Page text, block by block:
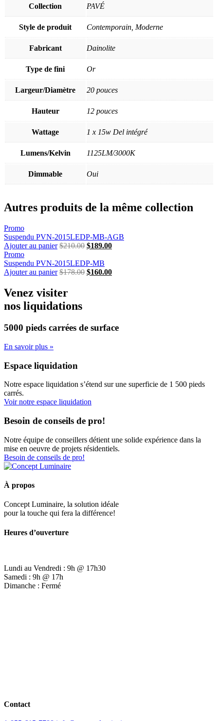
Collection PAVÉ
Style de produit Contemporain, Moderne
Fabricant Dainolite
Type de fini Or
Largeur/Diamètre 20 pouces
Hauteur 12 pouces
Wattage 1 x 15w Del intégré
Lumens/Kelvin 1125LM/3000K
Dimmable Oui
Autres produits de la même collection
Promo
Suspendu PVN-2015LEDP-MB-AGB
Ajouter au panier $210.00 Le
initial
était :
$189.00
Promo
Suspendu PVN-2015LEDP-MB
Ajouter au panier $178.00 Le
$160.00
Venez visiter
nos liquidations
5000 pieds carrées de surface
En savoir plus »
Espace liquidation
Notre espace liquidation s’étend sur une superficie de 1 500 pieds
carrés.
Voir notre espace liquidation
Besoin de conseils de pro!
Notre équipe de conseillers détient une solide expérience dans la
mise en oeuvre de projets résidentiels.
Besoin de conseils de pro!
À propos
Concept Luminaire, la solution idéale
pour la touche qui fera la différence!
Heures d’ouverture
Lundi au Vendredi : 9h @ 17h30
Samedi : 9h @ 17h
Dimanche : Fermé
Contact